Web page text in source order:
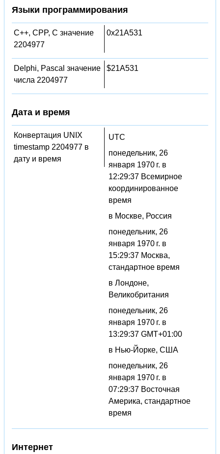
Языки программирования
C++, CPP, C значение
2204977
0x21A531
Delphi, Pascal значение
числа 2204977
$21A531
Дата и время
Конвертация UNIX
timestamp 2204977 в
дату и время
UTC
понедельник, 26
января 1970 г. в
12:29:37 Всемирное
координированное
время
в Москве, Россия
понедельник, 26
января 1970 г. в
15:29:37 Москва,
стандартное время
в Лондоне,
Великобритания
понедельник, 26
января 1970 г. в
13:29:37 GMT+01:00
в Нью-Йорке, США
понедельник, 26
января 1970 г. в
07:29:37 Восточная
Америка, стандартное
время
Интернет